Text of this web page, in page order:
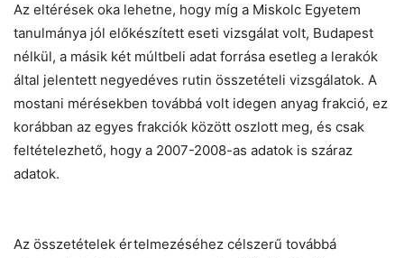
Az eltérések oka lehetne, hogy míg a Miskolc Egyetem
tanulmánya jól előkészített eseti vizsgálat volt, Budapest
nélkül, a másik két múltbeli adat forrása esetleg a lerakók
által jelentett negyedéves rutin összetételi vizsgálatok. A
mostani mérésekben továbbá volt idegen anyag frakció, ez
korábban az egyes frakciók között oszlott meg, és csak
feltételezhető, hogy a 2007-2008-as adatok is száraz
adatok.
Az összetételek értelmezéséhez célszerű továbbá